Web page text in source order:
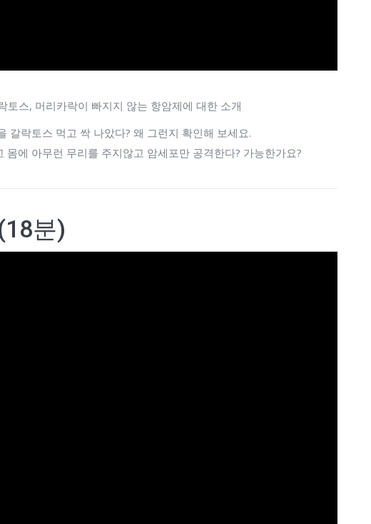
스, 머리카락이 빠지지 않는 항암제에 대한 소개
갈락토스 먹고 싹 나았다? 왜 그런지 확인해 보세요.
에 아무런 무리를 주지않고 암세포만 공격한다? 가능한가요?
분)